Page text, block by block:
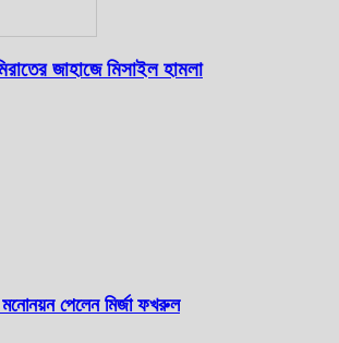
জাহাজে মিসাইল হামলা
মনোনয়ন পেলেন মির্জা ফখরুল